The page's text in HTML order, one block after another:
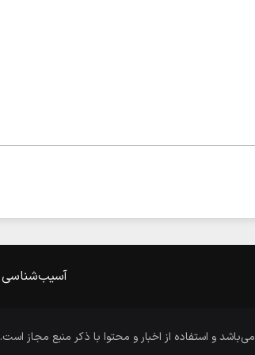
آسیب‌شناسی
می‌باشد و استفاده از اخبار و محتوا با ذکر منبع مجاز است.